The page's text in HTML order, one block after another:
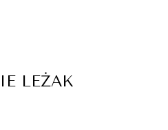
LEŻAK